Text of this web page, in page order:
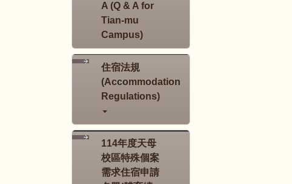
A (Q & A for
Tian-mu
Campus)
住宿法規
(Accommodation
Regulations)
114年度天母
校區特殊個案
需求住宿申請